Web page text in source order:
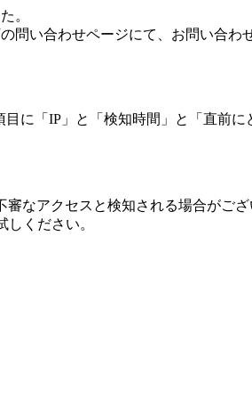
。
い合わせページにて、お問い合わ
に「IP」と「検知時間」と「直前に
なアクセスと検知される場合がござ
ください。